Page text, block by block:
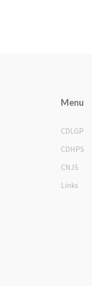
Menu
CDLGP
CDHPS
CNJS
Links